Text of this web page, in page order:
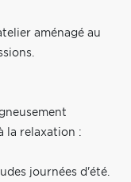
aménagé au
la relaxation :
journées d'été.